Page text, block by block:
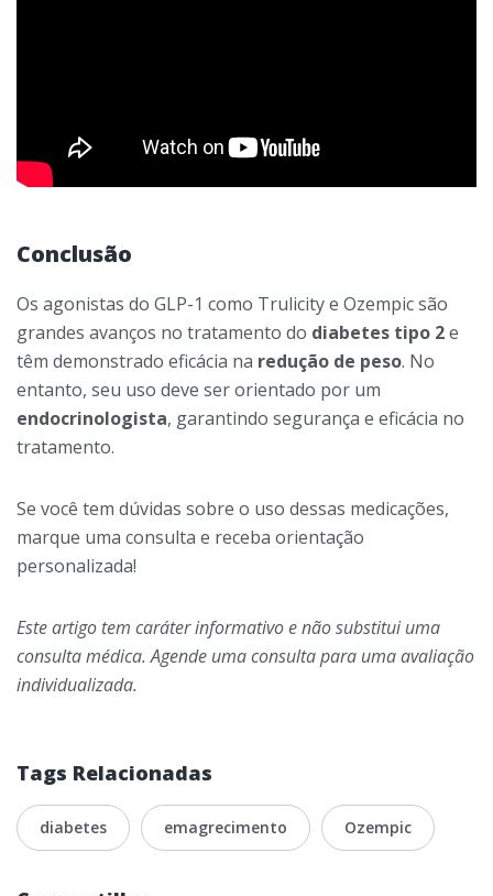
Conclusão
Os agonistas do GLP-1 como Trulicity e Ozempic são
grandes avanços no tratamento do diabetes tipo 2e
têm demonstrado eficácia na redução de peso. No
entanto, seu uso deve ser orientado por um
endocrinologista, garantindo segurança e eficácia no
tratamento.
Se você tem dúvidas sobre o uso dessas medicações,
marque uma consulta e receba orientação
personalizada!
Este artigo tem caráter informativo e não substitui uma
consulta médica. Agende uma consulta para uma avaliação
individualizada.
Tags Relacionadas
diabetes emagrecimento Ozempic